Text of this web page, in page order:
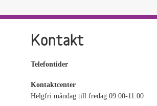
Kontakt
Telefontider
Kontaktcenter
Helgfri måndag till fredag 09:00-11:00